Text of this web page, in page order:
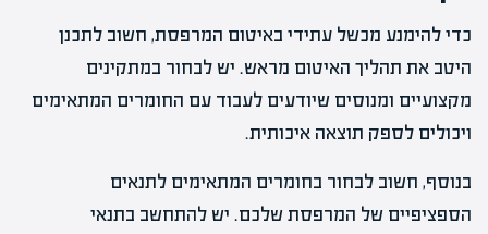
כדי להימנע מכשל עתידי באיטום המרפסת, חשוב לתכנן
היטב את תהליך האיטום מראש. יש לבחור במתקינים
מקצועיים ומנוסים שיודעים לעבוד עם החומרים המתאימים
ויכולים לספק תוצאה איכותית.
בנוסף, חשוב לבחור בחומרים המתאימים לתנאים
הספציפיים של המרפסת שלכם. יש להתחשב בתנאי